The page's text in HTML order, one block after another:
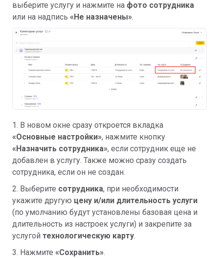
выберите услугу и нажмите на фото сотрудника
или на надпись « Не назначены».
1. В новом окне сразу откроется вкладка
«Основные настройки», нажмите кнопку
«Назначить сотрудника», если сотрудник еще не
добавлен в услугу. Также можно сразу создать
сотрудника, если он не создан.
2. Выберите сотрудника, при необходимости
укажите другую цену и/или длительность услуги
(по умолчанию будут установлены базовая цена и
длительность из настроек услуги) и закрепите за
услугой технологическую карту.
3. Нажмите «Сохранить».